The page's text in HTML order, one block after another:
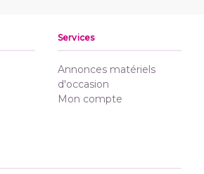
Services
Annonces matériels
d'occasion
Mon compte